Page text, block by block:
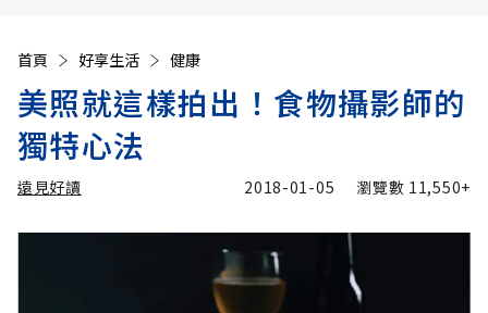
首頁 好享生活 健康
美照就這樣拍出！食物攝影師的
獨特心法
遠見好讀 2018-01-05 瀏覽數 11,550+